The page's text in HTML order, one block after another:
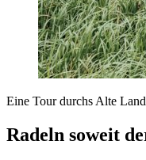
Eine Tour durchs Alte Land
Radeln soweit